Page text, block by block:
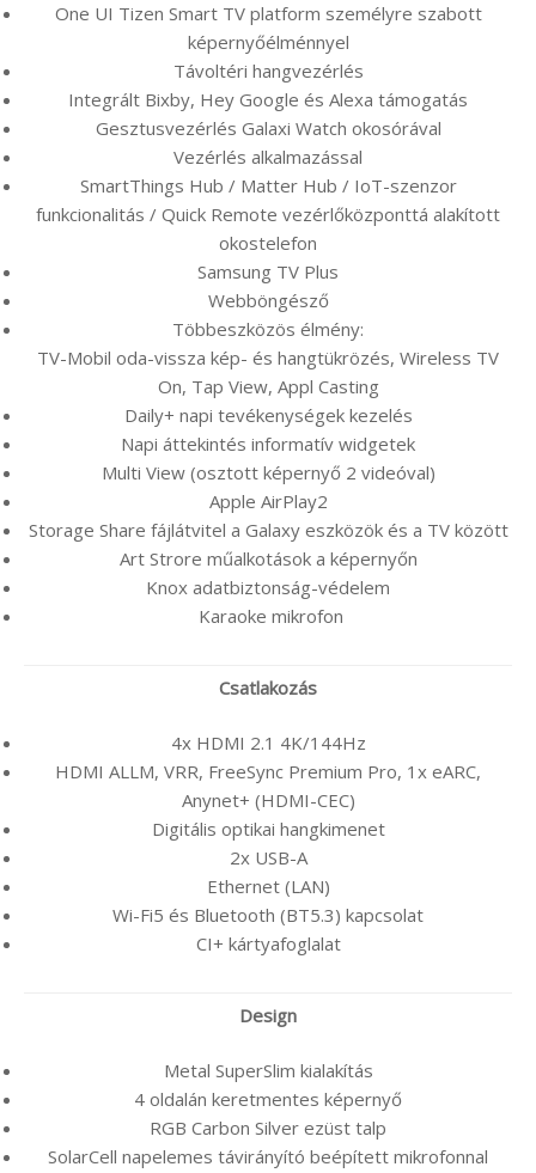
One UI Tizen Smart TV platform személyre szabott
képernyőélménnyel
Távoltéri hangvezérlés
Integrált Bixby, Hey Google és Alexa támogatás
Gesztusvezérlés Galaxi Watch okosórával
Vezérlés alkalmazással
SmartThings Hub / Matter Hub / IoT-szenzor
funkcionalitás / Quick Remote vezérlőközponttá alakított
okostelefon
Samsung TV Plus
Webböngésző
Többeszközös élmény:
TV-Mobil oda-vissza kép- és hangtükrözés, Wireless TV
On, Tap View, Appl Casting
Daily+ napi tevékenységek kezelés
Napi áttekintés informatív widgetek
Multi View (osztott képernyő 2 videóval)
Apple AirPlay2
Storage Share fájlátvitel a Galaxy eszközök és a TV között
Art Strore műalkotások a képernyőn
Knox adatbiztonság-védelem
Karaoke mikrofon
Csatlakozás
4x HDMI 2.1 4K/144Hz
HDMI ALLM, VRR, FreeSync Premium Pro, 1x eARC,
Anynet+ (HDMI-CEC)
Digitális optikai hangkimenet
2x USB-A
Ethernet (LAN)
Wi-Fi5 és Bluetooth (BT5.3) kapcsolat
CI+ kártyafoglalat
Design
Metal SuperSlim kialakítás
4 oldalán keretmentes képernyő
RGB Carbon Silver ezüst talp
SolarCell napelemes távirányító beépített mikrofonnal